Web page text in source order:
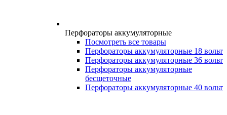
Перфораторы аккумуляторные
Посмотреть все товары
Перфораторы аккумуляторные 18 вольт
Перфораторы аккумуляторные 36 вольт
Перфораторы аккумуляторные
бесщеточные
Перфораторы аккумуляторные 40 вольт